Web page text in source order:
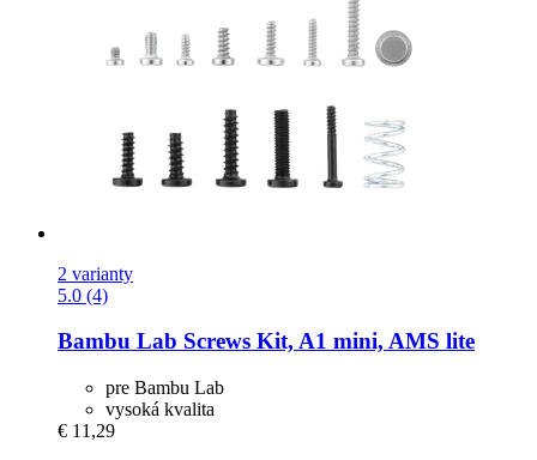
2 varianty
5.0 (4)
Bambu Lab Screws Kit, A1 mini, AMS lite
pre Bambu Lab
vysoká kvalita
€ 11,29